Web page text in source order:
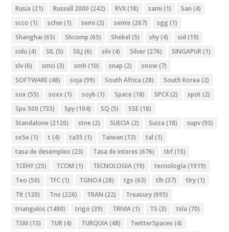
Rusia (21) Russell 2000 (242) RVX(18) sami (1) San (4)
scco (1) schw(1) semi (2) semis (267) sgg (1)
Shanghai (65) Shcomp (65) Shekel (5) shy(4) sid (19)
sidu (4) SIL(5) SILJ (6) silv(4) Silver(276) SINGAPUR(1)
slv(6) smci (3) smh (10) snap (2) snow(7)
SOFTWARE(48) soja (99) South Africa (28) South Korea (2)
sox (55) soxx (1) soyb (1) Space (18) SPCX(2) spot (2)
Spx 500 (733) Spy(104) SQ (5) SSE(18)
Standalone (2120) stne (2) SUECIA(2) Suiza (18) supv(93)
sx5e (1) t (4) ta35 (1) Taiwan (13) tal (1)
tasa de desempleo (23) Tasa de interes (676) tbf(15)
TCEHY(25) TCOM (1) TECNOLOGIA(19) tecnología (1919)
Teo (50) TFC(1) TGNO4(28) tgs (63) tlh (37) tlry(1)
Tlt (120) Tnx (226) TRAN (22) Treasury(695)
triangulos (1480) trigo (39) TRIVIA(1) TS (3) tsla (70)
TSM (13) TUR(4) TURQUIA(48) TwitterSpaces (4)